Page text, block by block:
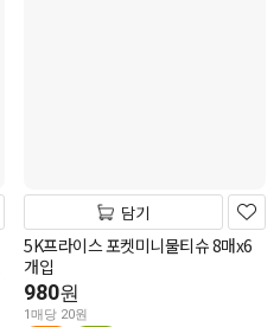
담기
5K프라이스 포켓미니물티슈 8매x6
개입
980원
1매당 20원